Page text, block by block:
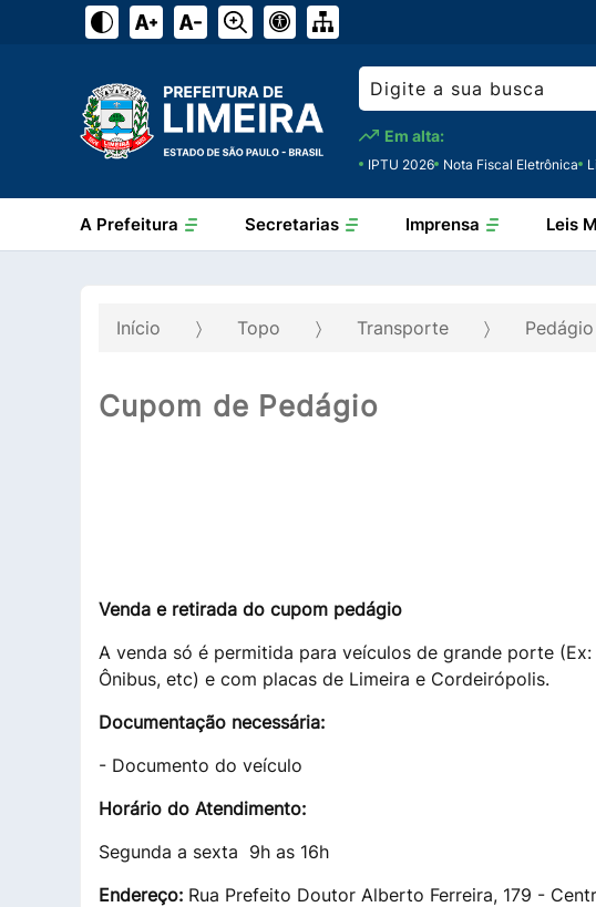
Em alta:
IPTU 2026 Nota Fiscal Eletrônica
Leis
A Prefeitura Secretarias Imprensa
Início Topo Transporte Pedágio
Cupom de Pedágio
Venda e retirada do cupom pedágio
A venda só é permitida para veículos de grande porte
Ônibus, etc) e com placas de Limeira e Cordeirópolis.
Documentação necessária:
- Documento do veículo
Horário do Atendimento:
Segunda a sexta 9h as 16h
Endereço: Rua Prefeito Doutor Alberto Ferreira, 179 -